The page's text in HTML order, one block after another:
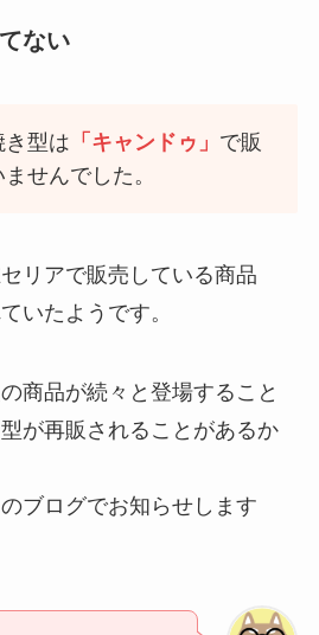
ない
き型は 「キャンドゥ」 で販
せんでした。
リアで販売している商品
いたようです。
商品が続々と登場すること
が再販されることがあるか
ブログでお知らせします